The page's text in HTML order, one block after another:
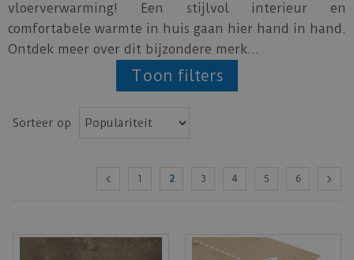
vloerverwarming! Een stijlvol interieur en
comfortabele warmte in huis gaan hier hand in hand.
Ontdek meer over dit bijzondere merk...
Toon filters
Sorteer op
1 2 3 4 5 6